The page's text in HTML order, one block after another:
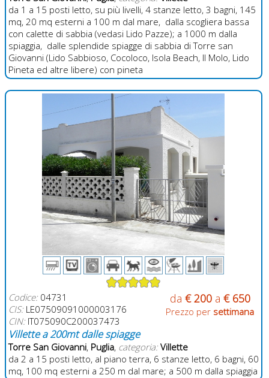
da 1 a 15 posti letto, su più livelli, 4 stanze letto, 3 bagni, 145
mq, 20 mq esterni a 100 m dal mare, dalla scogliera bassa
con calette di sabbia (vedasi Lido Pazze); a 1000 m dalla
spiaggia, dalle splendide spiagge di sabbia di Torre san
Giovanni (Lido Sabbioso, Cocoloco, Isola Beach, Il Molo, Lido
Pineta ed altre libere) con pineta
da € 200a € 650
Prezzo per settimana
Codice:04731
CIS:LE07509091000003176
CIN:IT075090C200037473
Villette a 200mt dalle spiagge
Torre San Giovanni, Puglia, categoria: Villette
da 2 a 15 posti letto, al piano terra, 6 stanze letto, 6 bagni, 60
mq, 100 mq esterni a 250 m dal mare; a 500 m dalla spiaggia